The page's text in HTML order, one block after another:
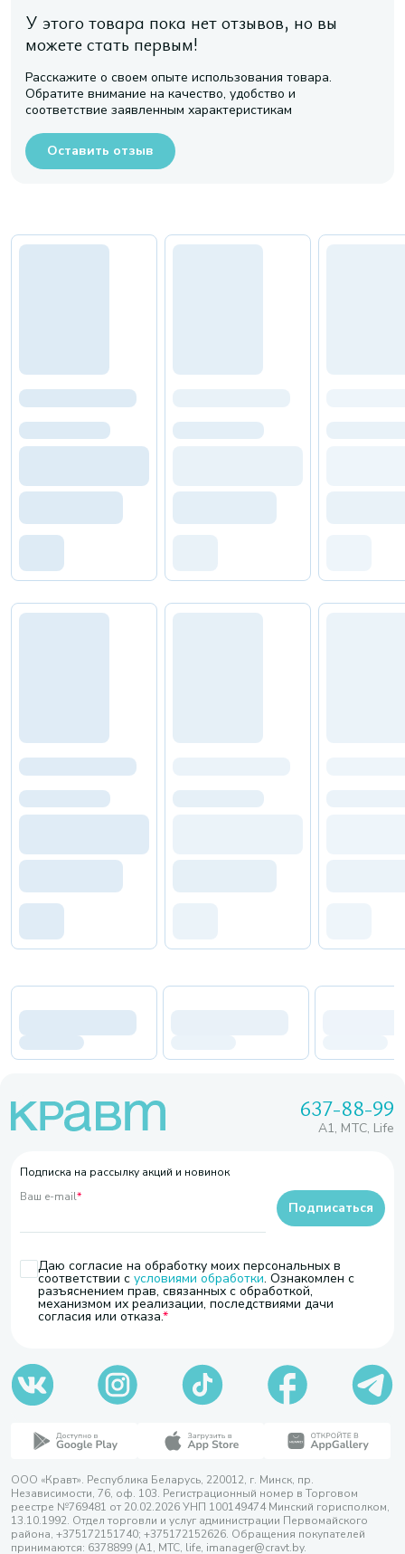
У этого товара пока нет отзывов, но вы
можете стать первым!
Расскажите о своем опыте использования товара.
Обратите внимание на качество, удобство и
соответствие заявленным характеристикам
Оставить отзыв
637-88-99
A1, МТС, Life
Подписка на рассылку акций и новинок
Ваш e-mail*
Даю согласие на обработку моих персональных в
соответствии с условиями обработки. Ознакомлен с
разъяснением прав, связанных с обработкой,
механизмом их реализации, последствиями дачи
согласия или отказа.
Подписаться
ООО «Кравт». Республика Беларусь, 220012, г. Минск, пр.
Независимости, 76, оф. 103. Регистрационный номер в Торговом
реестре №769481 от 20.02.2026 УНП 100149474 Минский горисполком,
13.10.1992. Отдел торговли и услуг администрации Первомайского
района, +375172151740; +375172152626. Обращения покупателей
принимаются: 6378899 (А1, МТС, life, imanager@cravt.by.